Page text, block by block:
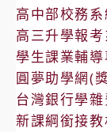
高中部校務系
高三升學報
學生課業輔導
圓夢助學網(
台灣銀行學
新課綱銜接